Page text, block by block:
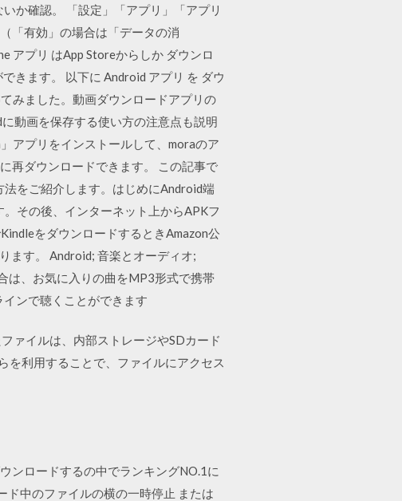
か確認。 「設定」「アプリ」「アプリ
「有効」の場合は「データの消
アプリ はApp Storeからしか ダウンロ
きます。 以下に Android アプリ を ダウ
みました。動画ダウンロードアプリの
動画を保存する使い方の注意点も説明
アプリをインストールして、moraのア
再ダウンロードできます。 この記事で
をご紹介します。はじめにAndroid端
その後、インターネット上からAPKフ
をダウンロードするときAmazon公
ます。 Android; 音楽とオーディオ;
は、お気に入りの曲をMP3形式で携帯
ンで聴くことができます
ァイルは、内部ストレージやSDカード
を利用することで、ファイルにアクセス
ンロードするの中でランキングNO.1に
中のファイルの横の一時停止 または